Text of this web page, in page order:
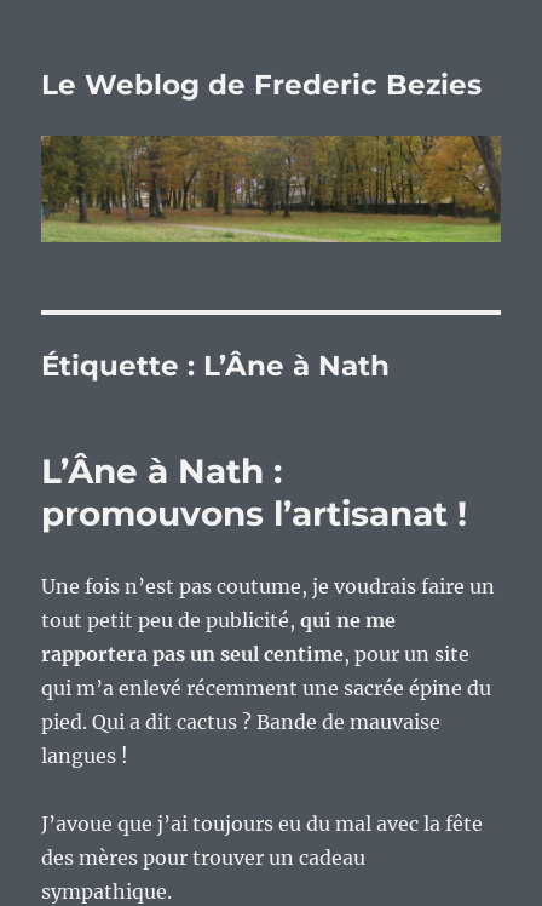
Le Weblog de Frederic Bezies
Étiquette : L’Âne à Nath
L’Âne à Nath :
promouvons l’artisanat !
Une fois n’est pas coutume, je voudrais faire un
tout petit peu de publicité,qui ne me
rapportera pas un seul centime, pour un site
qui m’a enlevé récemment une sacrée épine du
pied. Qui a dit cactus ? Bande de mauvaise
langues !
J’avoue que j’ai toujours eu du mal avec la fête
des mères pour trouver un cadeau
sympathique.